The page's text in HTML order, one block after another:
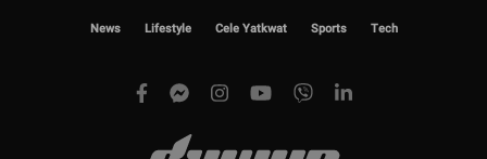
News Lifestyle Cele Yatkwat Sports Tech